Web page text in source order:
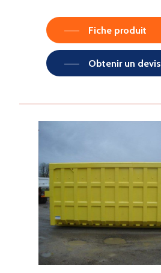
Fiche produit
Obtenir un devis